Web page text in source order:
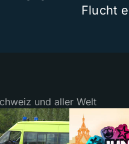
Flucht
und aller Welt